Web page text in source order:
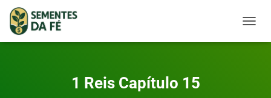
1 Reis Capítulo 15